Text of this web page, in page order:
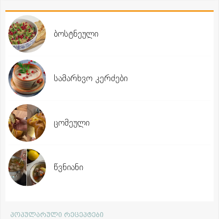
ბოსტნეული
სამარხვო კერძები
ცომეული
წვნიანი
პოპულარული რეცეპტები